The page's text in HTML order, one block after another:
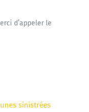
d’appeler le
sinistrées